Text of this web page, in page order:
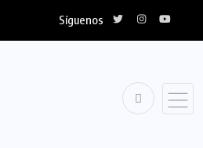
Síguenos